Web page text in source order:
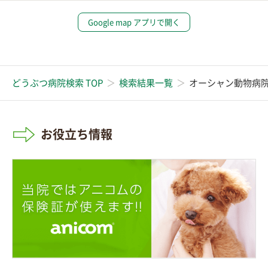
Google map アプリで開く
どうぶつ病院検索 TOP 検索結果一覧 オーシャン動物病
お役立ち情報